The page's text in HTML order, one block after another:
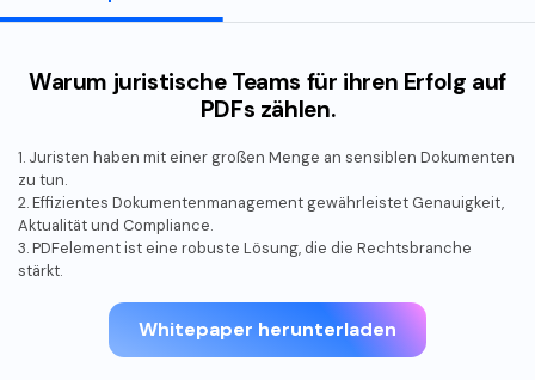
Warum juristische Teams für ihren Erfolg auf
PDFs zählen.
1. Juristen haben mit einer großen Menge an sensiblen Dokumenten
zu tun.
2. Effizientes Dokumentenmanagement gewährleistet Genauigkeit,
Aktualität und Compliance.
3. PDFelement ist eine robuste Lösung, die die Rechtsbranche
stärkt.
Whitepaper herunterladen